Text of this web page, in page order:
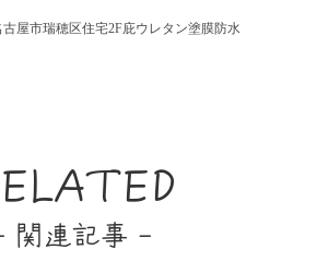
屋市瑞穂区住宅2F庇ウレタン塗膜防水
関連記事 -